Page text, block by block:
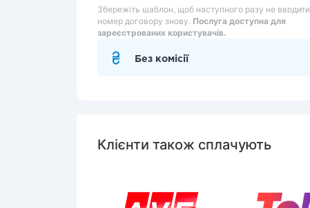
Збережіть шаблон, щоб наступного разу не вводити
номер договору знову. Послуга доступна для
зареєстрованих користувачів.
Без комісії
Клієнти також сплачують